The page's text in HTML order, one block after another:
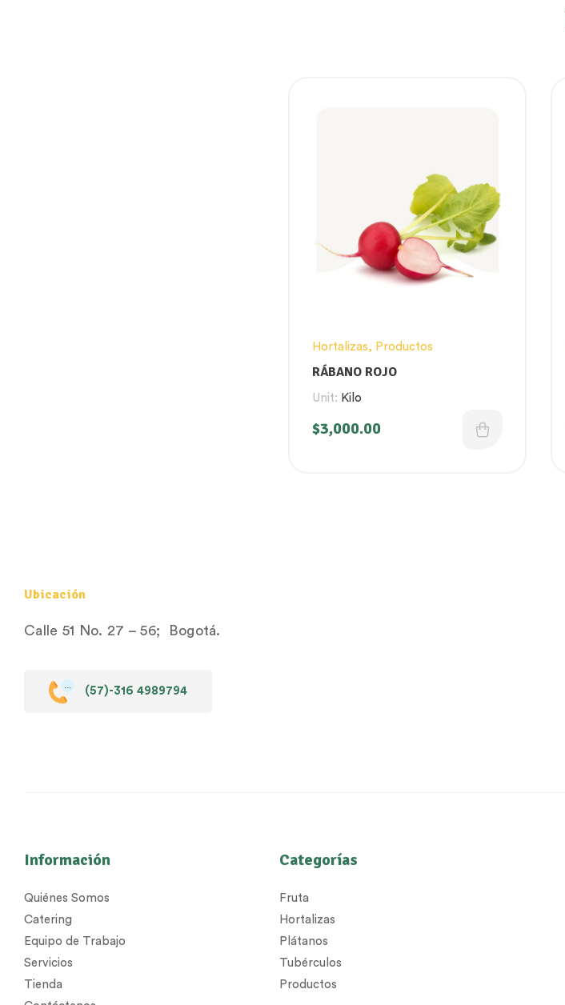
Hortalizas, Productos
RÁBANO ROJO
Unit: Kilo
$3,000.00
Ubicación
Calle 51 No. 27 – 56; Bogotá.
(57)-316 4989794
Información
Quiénes Somos
Catering
Equipo de Trabajo
Servicios
Tienda
Categorías
Fruta
Hortalizas
Plátanos
Tubérculos
Productos